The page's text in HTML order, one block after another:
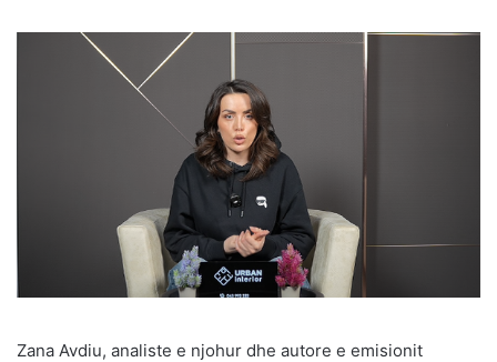
Zana Avdiu, analiste e njohur dhe autore e emisionit